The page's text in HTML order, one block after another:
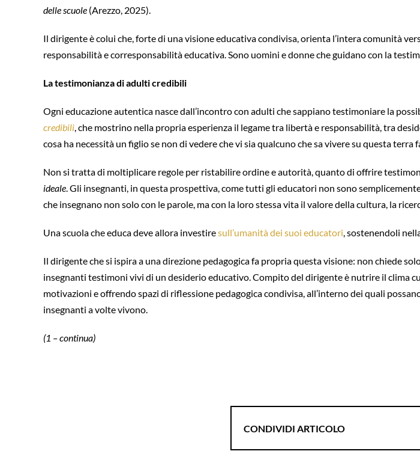
delle scuole(Arezzo, 2025).
Il dirigente è colui che, forte di una visione educativa condivisa, orienta l’intera comunità
responsabilità e corresponsabilità educativa. Sono uomini e donne che guidano con la
La testimonianza di adulti credibili
Ogni educazione autentica nasce dall’incontro con adulti che sappiano testimoniare la
credibili, che mostrino nella propria esperienza il legame tra libertà e responsabilità, tra
cosa ha necessità un figlio se non di vedere che vi sia qualcuno che sa vivere su questa terra
Non si tratta di moltiplicare regole per ristabilire ordine e autorità, quanto di offrire
ideale. Gli insegnanti, in questa prospettiva, come tutti gli educatori non sono
che insegnano non solo con le parole, ma con la loro stessa vita il valore della cultura, la
Una scuola che educa deve allora investiresull’umanità dei suoi educatori, sostenendoli
Il dirigente che si ispira a una direzione pedagogica fa propria questa visione: non chiede
insegnanti testimoni vivi di un desiderio educativo. Compito del dirigente è nutrire il clima
motivazioni e offrendo spazi di riflessione pedagogica condivisa, all’interno dei quali
insegnanti a volte vivono.
(1 – continua)
CONDIVIDI ARTICOLO